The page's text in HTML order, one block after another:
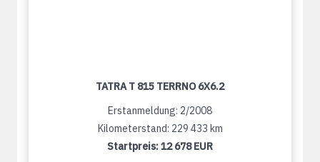
TATRA T 815 TERRNO 6X6.2
Erstanmeldung: 2/2008
Kilometerstand: 229 433 km
Startpreis:12 678 EUR